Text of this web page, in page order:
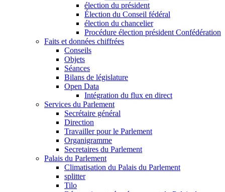
élection du président
Élection du Conseil fédéral
élection du chancelier
Procédure élection président Confédération
Faits et données chiffrées
Conseils
Objets
Séances
Bilans de législature
Open Data
Intégration du flux en direct
Services du Parlement
Secrétaire général
Direction
Travailler pour le Parlement
Organigramme
Secretaires du Parlement
Palais du Parlement
Climatisation du Palais du Parlement
splitter
Tilo